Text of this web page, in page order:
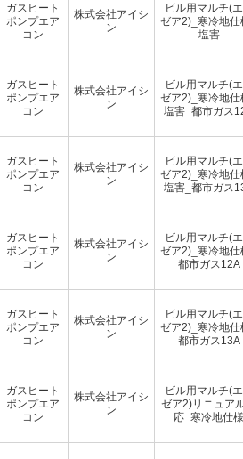
ガスヒート
ポンプエア
コン
株式会社アイシ
ン
ビル用マルチ(
ゼア2)_寒冷地仕
塩害
ガスヒート
ポンプエア
コン
株式会社アイシ
ン
ビル用マルチ(
ゼア2)_寒冷地仕
塩害_都市ガス
ガスヒート
ポンプエア
コン
株式会社アイシ
ン
ビル用マルチ(
ゼア2)_寒冷地仕
塩害_都市ガス
ガスヒート
ポンプエア
コン
株式会社アイシ
ン
ビル用マルチ(
ゼア2)_寒冷地仕
都市ガス12A
ガスヒート
ポンプエア
コン
株式会社アイシ
ン
ビル用マルチ(
ゼア2)_寒冷地仕
都市ガス13A
ガスヒート
ポンプエア
コン
株式会社アイシ
ン
ビル用マルチ(
ゼア2)リニュア
応_寒冷地仕様